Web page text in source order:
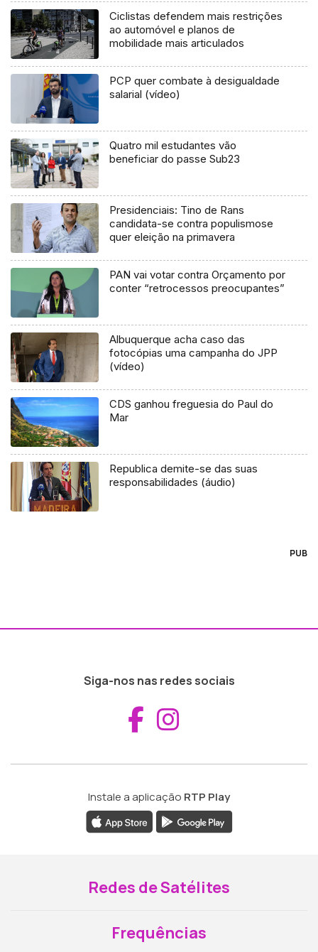
Ciclistas defendem mais restrições
ao automóvel e planos de
mobilidade mais articulados
PCP quer combate à desigualdade
salarial (vídeo)
Quatro mil estudantes vão
beneficiar do passe Sub23
Presidenciais: Tino de Rans
candidata-se contra populismose
quer eleição na primavera
PAN vai votar contra Orçamento por
conter “retrocessos preocupantes”
Albuquerque acha caso das
fotocópias uma campanha do JPP
(vídeo)
CDS ganhou freguesia do Paul do
Mar
Republica demite-se das suas
responsabilidades (áudio)
PUB
Siga-nos nas redes sociais
Aceder ao
Instale a aplicação RTP Play
Redes de Satélites
Frequências